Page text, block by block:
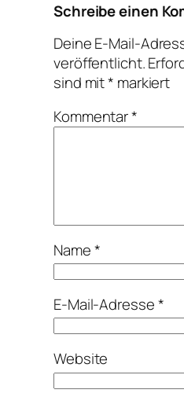
Schreibe einen
Deine E-Mail-
veröffentlicht.
sind mit* markiert
Kommentar*
Name*
E-Mail-Adresse*
Website